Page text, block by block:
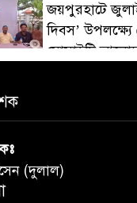
জয়পুরহাটে
দিবস’ উপলক্ষ্যে
সোসাইটি
(দুলাল)